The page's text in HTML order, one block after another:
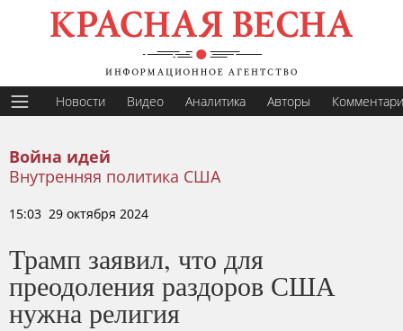
Новости Видео Аналитика Авторы
Война идей
Внутренняя политика США
15:03 29 октября 2024
Трамп заявил, что для
преодоления раздоров США
нужна религия